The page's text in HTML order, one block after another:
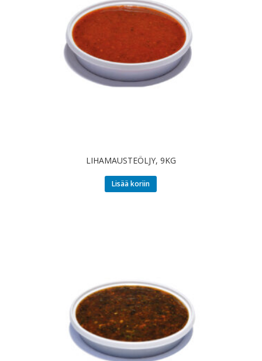
LIHAMAUSTEÖLJY, 9KG
Lisää koriin